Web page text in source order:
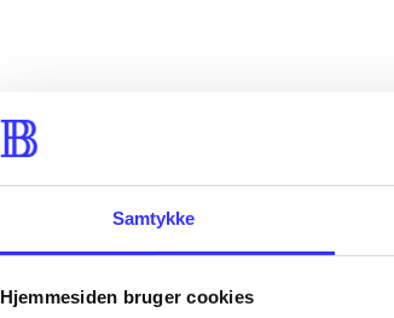
Samtykke
Hjemmesiden bruger cookies
...
...